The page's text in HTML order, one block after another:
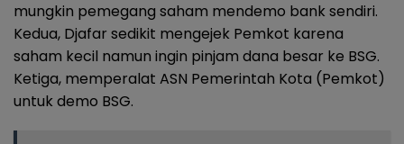
mungkin pemegang saham mendemo bank sendiri.
Kedua, Djafar sedikit mengejek Pemkot karena
saham kecil namun ingin pinjam dana besar ke BSG.
Ketiga, memperalat ASN Pemerintah Kota (Pemkot)
untuk demo BSG.